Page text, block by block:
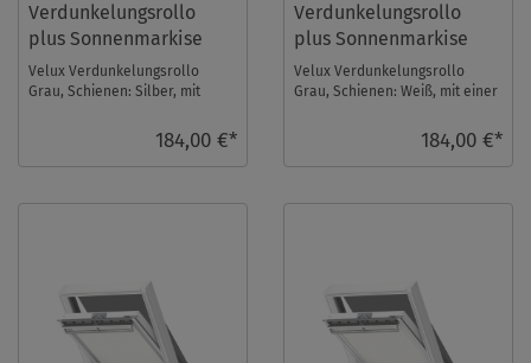
Verdunkelungsrollo
plus Sonnenmarkise
DOP MK04 0705S
Velux Verdunkelungsrollo
Grau, Schienen: Silber, mit
Fenstergröße: MK0 ...184,00 €*
Verdunkelungsrollo
plus Sonnenmarkise
DOP MK04 0705SWL
Velux Verdunkelungsrollo
Grau, Schienen: Weiß, mit einer
Fenstergröße: MK04 ...184,00 €*